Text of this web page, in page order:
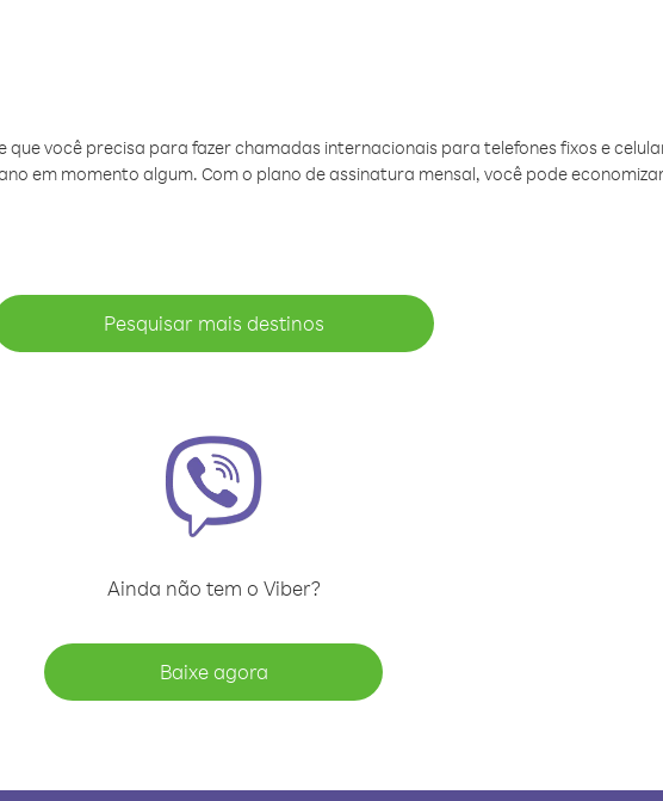
você precisa para fazer chamadas internacionais para telefones fixos e
em momento algum. Com o plano de assinatura mensal, você pode
Pesquisar mais destinos
Ainda não tem o Viber?
Baixe agora